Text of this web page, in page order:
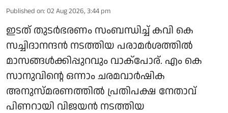
Published on: 02 Aug 2026, 3:44 pm
ഇടത് തുടര്‍ഭരണം സംബന്ധിച്ച് കവി കെ
സച്ചിദാനന്ദന്‍ നടത്തിയ പരാമര്‍ശത്തില്‍
മാസങ്ങള്‍ക്കിപ്പുറവും വാക്പോര്. എം കെ
സാനുവിന്റെ ഒന്നാം ചരമവാര്‍ഷിക
അനുസ്മരണത്തില്‍ പ്രതിപക്ഷ നേതാവ്
പിണറായി വിജയന്‍ നടത്തിയ